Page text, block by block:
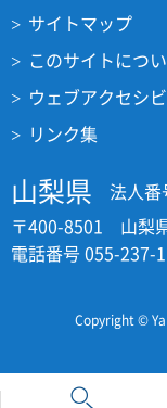
サイトマップ
このサイトにつ
ウェブアクセシ
リンク集
山梨県
法人
〒400-8501 山梨
電話番号 055-237-
Copyright ©